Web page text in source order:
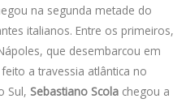
na segunda metade do
italianos. Entre os primeiros,
que desembarcou em
a travessia atlântica no
Sul, Sebastiano Scola chegou a